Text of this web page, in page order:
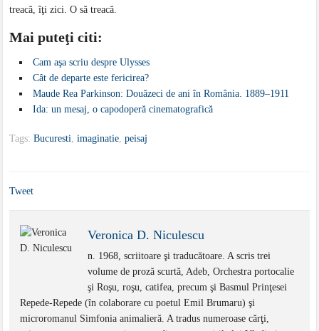
treacă, îţi zici. O să treacă.
Mai puteţi citi:
Cam aşa scriu despre Ulysses
Cât de departe este fericirea?
Maude Rea Parkinson: Douăzeci de ani în România. 1889–1911
Ida: un mesaj, o capodoperă cinematografică
Tags:Bucuresti,imaginatie,peisaj
Tweet
Veronica D. Niculescu
n. 1968, scriitoare şi traducătoare. A scris trei
volume de proză scurtă, Adeb, Orchestra portocalie
şi Roşu, roşu, catifea, precum şi Basmul Prinţesei
Repede-Repede (în colaborare cu poetul Emil Brumaru) şi
microromanul Simfonia animalieră. A tradus numeroase cărţi,